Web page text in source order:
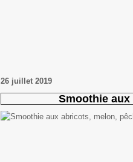
26 juillet 2019
Smoothie